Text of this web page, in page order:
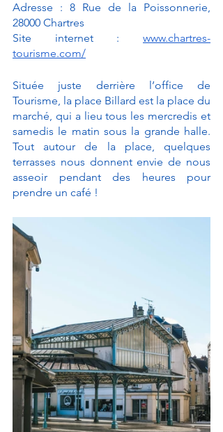
Adresse : 8 Rue de la Poissonnerie,
28000 Chartres
Site internet : www.chartres-
tourisme.com/
Située juste derrière l’office de
Tourisme, la place Billard est la place du
marché, qui a lieu tous les mercredis et
samedis le matin sous la grande halle.
Tout autour de la place, quelques
terrasses nous donnent envie de nous
asseoir pendant des heures pour
prendre un café !